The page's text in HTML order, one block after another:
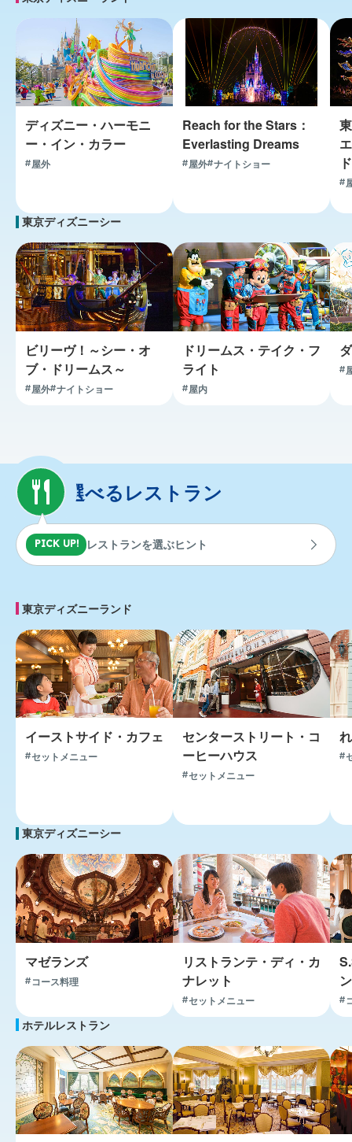
ディズニー・ハーモニ
ー・イン・カラー
屋外
Reach for the Stars：
Everlasting Dreams
屋外 ナイトショー
東京ディズニーシー
ビリーヴ！～シー・オ
ブ・ドリームス～
屋外 ナイトショー
ドリームス・テイク・フ
ライト
屋内
選べるレストラン
PICK UP! レストランを選ぶヒント
東京ディズニーランド
イーストサイド・カフェ
セットメニュー
センターストリート・コ
ーヒーハウス
セットメニュー
東京ディズニーシー
マゼランズ
コース料理
リストランテ・ディ・カ
ナレット
セットメニュー
ホテルレストラン